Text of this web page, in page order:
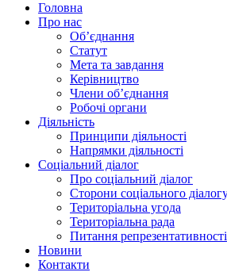
Головна
Про нас
Об’єднання
Статут
Мета та завдання
Керівництво
Члени об’єднання
Робочі органи
Діяльність
Принципи діяльності
Напрямки діяльності
Соціальний діалог
Про соціальний діалог
Сторони соціального
Територіальна угода
Територіальна рада
Питання репрезентативності
Новини
Контакти